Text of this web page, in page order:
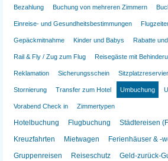
Bezahlung Buchung von mehreren Zimmern
Einreise- und Gesundheitsbestimmungen
Gepäckmitnahme Kinder und Babys Rabatte
Rail & Fly / Zug zum Flug Reisegäste mit
Reklamation Sicherungsschein
Stornierung Transfer zum Hotel Umbuchung
Vorabend Check in Zimmertypen
Hotelbuchung Flugbuchung
Städtereisen
Kreuzfahrten
Mietwagen
Ferienhäuser & -
Gruppenreisen
Reiseschutz
Geld-zurück-